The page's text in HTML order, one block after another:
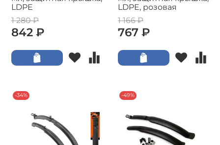
LDPE
1 280 ₽
842 ₽
LDPE, розовая
1 166 ₽
767 ₽
-34% -49%